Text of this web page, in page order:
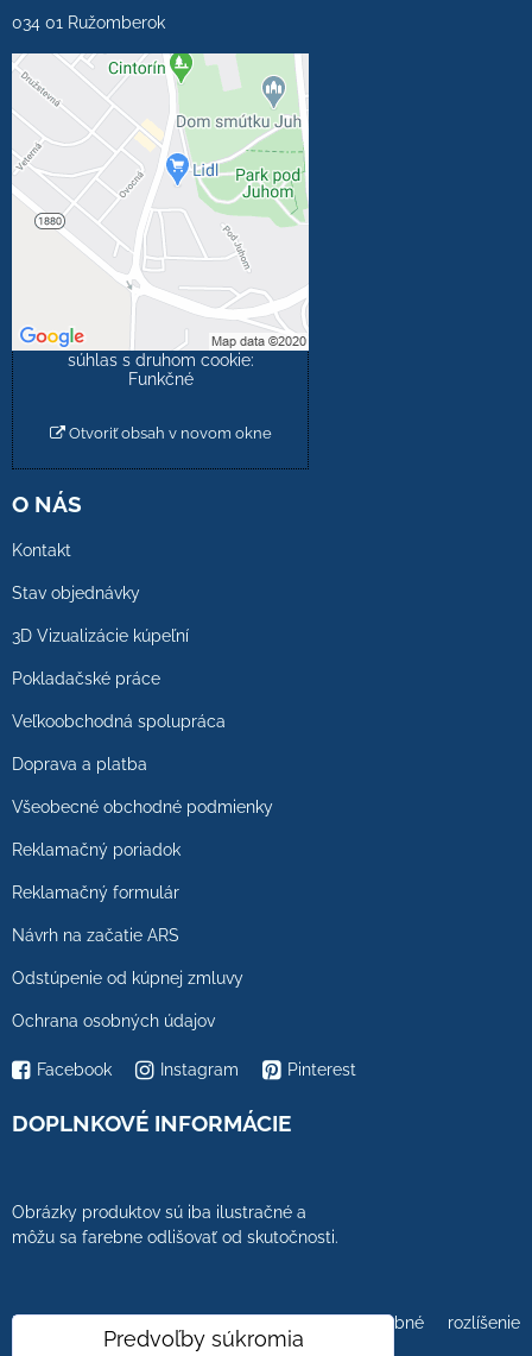
034 01 Ružomberok
Externý obsah je
blokovaný Voľbami
súkromia
Prajete si načítať externý
obsah?
Povoliť tentokrát
Povoliť a zapamätať -
súhlas s druhom cookie:
Funkčné
Otvoriť obsah v novom okne
O NÁS
Kontakt
Stav objednávky
3D Vizualizácie kúpeľní
Pokladačské práce
Veľkoobchodná spolupráca
Doprava a platba
Všeobecné obchodné podmienky
Reklamačný poriadok
Reklamačný formulár
Návrh na začatie ARS
Odstúpenie od kúpnej zmluvy
Ochrana osobných údajov
Facebook Instagram Pinterest
DOPLNKOVÉ INFORMÁCIE
Obrázky produktov sú iba ilustračné a
môžu sa farebne odlišovať od skutočnosti.
Farebnosť obrázkov tiež ovplyvňuje farebné rozlíšenie
zobrazovacej jednotky.Predvoľby súkromia